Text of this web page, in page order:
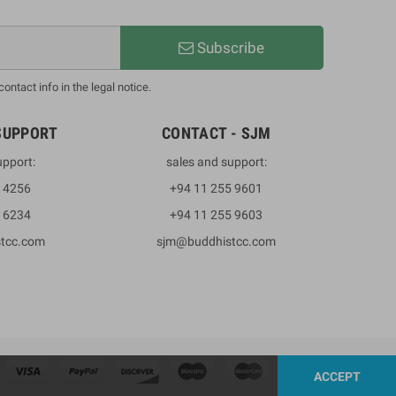
Subscribe
info in the legal notice.
4256
6234
CONTACT - SJM
sales and support:
+94 11 255 9601
+94 11 255 9603
sjm@buddhistcc.com
ACCEPT